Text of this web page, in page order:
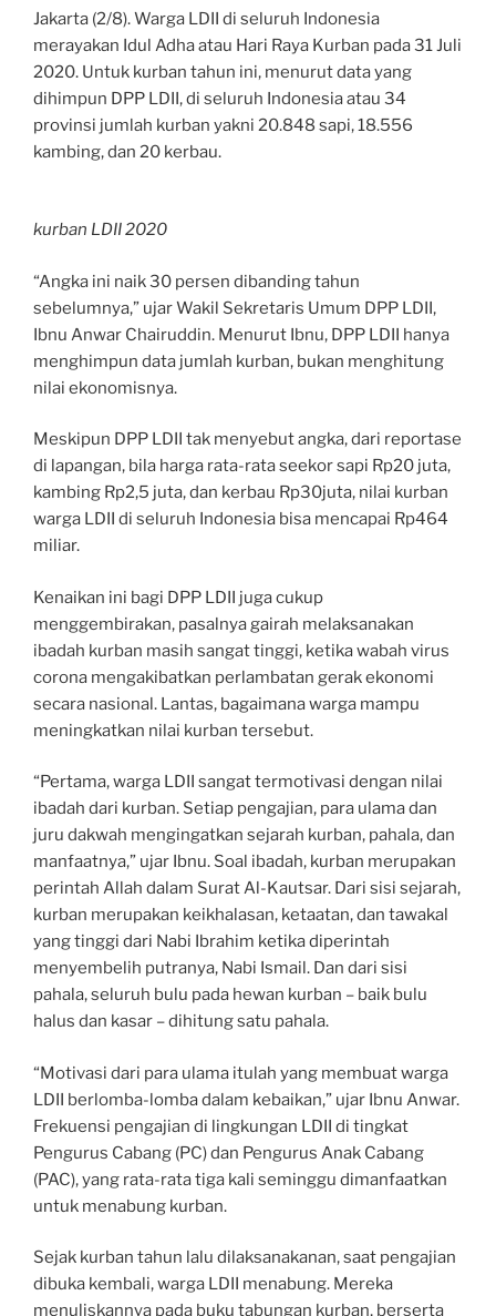
Jakarta (2/8). Warga LDII di seluruh Indonesia
merayakan Idul Adha atau Hari Raya Kurban pada 31 Juli
2020. Untuk kurban tahun ini, menurut data yang
dihimpun DPP LDII, di seluruh Indonesia atau 34
provinsi jumlah kurban yakni 20.848 sapi, 18.556
kambing, dan 20 kerbau.
kurban LDII 2020
“Angka ini naik 30 persen dibanding tahun
sebelumnya,” ujar Wakil Sekretaris Umum DPP LDII,
Ibnu Anwar Chairuddin. Menurut Ibnu, DPP LDII hanya
menghimpun data jumlah kurban, bukan menghitung
nilai ekonomisnya.
Meskipun DPP LDII tak menyebut angka, dari reportase
di lapangan, bila harga rata-rata seekor sapi Rp20 juta,
kambing Rp2,5 juta, dan kerbau Rp30juta, nilai kurban
warga LDII di seluruh Indonesia bisa mencapai Rp464
miliar.
Kenaikan ini bagi DPP LDII juga cukup
menggembirakan, pasalnya gairah melaksanakan
ibadah kurban masih sangat tinggi, ketika wabah virus
corona mengakibatkan perlambatan gerak ekonomi
secara nasional. Lantas, bagaimana warga mampu
meningkatkan nilai kurban tersebut.
“Pertama, warga LDII sangat termotivasi dengan nilai
ibadah dari kurban. Setiap pengajian, para ulama dan
juru dakwah mengingatkan sejarah kurban, pahala, dan
manfaatnya,” ujar Ibnu. Soal ibadah, kurban merupakan
perintah Allah dalam Surat Al-Kautsar. Dari sisi sejarah,
kurban merupakan keikhalasan, ketaatan, dan tawakal
yang tinggi dari Nabi Ibrahim ketika diperintah
menyembelih putranya, Nabi Ismail. Dan dari sisi
pahala, seluruh bulu pada hewan kurban – baik bulu
halus dan kasar – dihitung satu pahala.
“Motivasi dari para ulama itulah yang membuat warga
LDII berlomba-lomba dalam kebaikan,” ujar Ibnu Anwar.
Frekuensi pengajian di lingkungan LDII di tingkat
Pengurus Cabang (PC) dan Pengurus Anak Cabang
(PAC), yang rata-rata tiga kali seminggu dimanfaatkan
untuk menabung kurban.
Sejak kurban tahun lalu dilaksanakanan, saat pengajian
dibuka kembali, warga LDII menabung. Mereka
menuliskannya pada buku tabungan kurban, berserta